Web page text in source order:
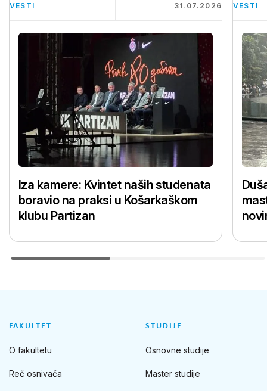
VESTI 31.07.2026
Iza kamere: Kvintet naših studenata
boravio na praksi u Košarkaškom
klubu Partizan
VESTI
FAKULTET
O fakultetu
Reč osnivača
STUDIJE
Osnovne studije
Master studije